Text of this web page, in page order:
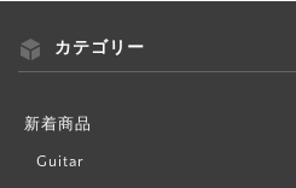
カテゴリー
新着商品
Guitar